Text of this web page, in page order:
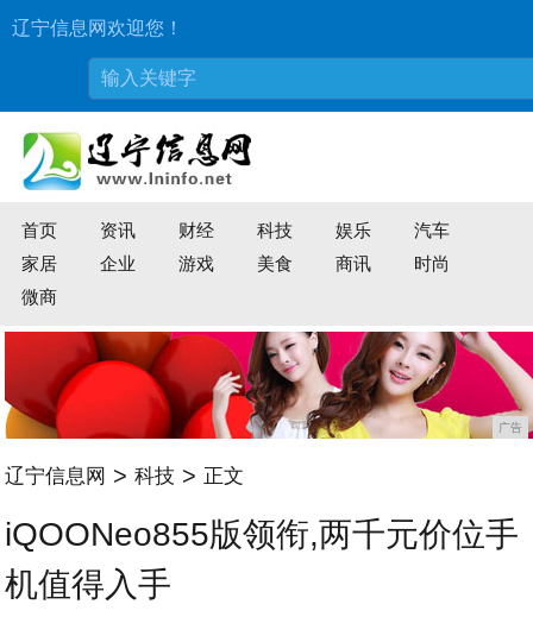
辽宁信息网欢迎您！
首页 资讯 财经 科技 娱乐
汽车
家居
企业 游戏 美食 商讯
时尚
微商
广告
辽宁信息网 > 科技 > 正文
iQOONeo855版领衔,两千元价位手
机值得入手